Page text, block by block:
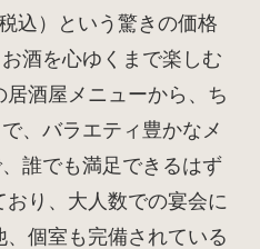
込）という驚きの価格
酒を心ゆくまで楽しむ
酒屋メニューから、ち
、バラエティ豊かなメ
誰でも満足できるはず
り、大人数での宴会に
個室も完備されている